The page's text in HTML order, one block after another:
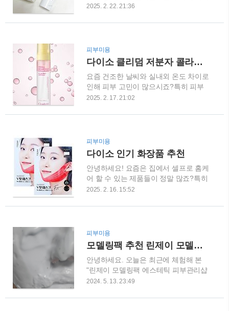
겪으면서 새로운 콜라겐이 만들어지는
어는 써마지 본사에서 엄격한 기준을 통
과한, 임상 경험 풍부한 의료진에게 부
여하는 칭호랍니다. 그래서 연예인들도
믿고 찾는 관리법이 되는 거..
기해 볼게요.기미나 주근깨, 잡티로 고
제품이라 꼭 한번 확인해 보시길 바랍니
논크림은 동아에스티에서 제조한 전문
의약품이에요.일반 화장품과는 달리 병
원에서 처방받아야 구입할 수 있으니,사
용 전 반드시 전문가와 상담해 보시는
게 좋아요. 주요 성분과 그 역할 멜라논
크림은 세 가지 핵심 성분으로 구성되어
부에 자극을 줄 수 있으니 처음 사용 전
꼭 테스트해 보세요.트레티노인피부 재
생 주기를 촉진해 각질 제거를 도와줍니
다.이로 인해 색소침착 개선에 효과적
이..
2025. 2. 22. 21:36
피부미용
다이소 클리덤 저분자 콜라겐 미스트 앰플
요즘 건조한 날씨와 실내외 온도 차이로
인해 피부 고민이 많으시죠?특히 피부
건조와 메이크업 들뜸 현상으로 고민하
있는 가성비 좋은 화장품을 추천해드리
앰플 용량: 100ml가격: 5,000원이 제
품은 종근당건강의 브랜드인 클리덤에
서 출시한 저분자 콜라겐 미스트 앰플입
니다.앰플과 오일이 8:2 비율로 구성되
어 있어 피부에 깊은 보습과 탄력을 제
공합니다. 주요 성분 및 특징하이드롤라
촉촉하게 유지하고 탄력을 부여합니
다.4종의 보습 광채 오일: 아보카도 오
일, 로즈힙 오일, 메도우폼 씨 오일, 마
카다미아 씨 오일이..
2025. 2. 17. 21:02
피부미용
다이소 인기 화장품 추천
안녕하세요! 요즘은 집에서 셀프로 홈케
어 할 수 있는 제품들이 정말 많죠?특히
다이소에는 저렴하면서도 꽤 괜찮은 뷰
고요!그래서 오늘은 다이소에서 인기 있
요.저렴하지만 효과 좋은 뷰티템들을 찾
고 계셨다면 주목해 주세요! 셀더마데
일리 V핏 마스크 (2,000원) 요즘 V라인
관리에 관심 있는 분들 많죠?셀더마데
일리 V핏 마스크는 하이드로겔과 리프
팅 마스크가 합쳐진 제품으로,집에서도
2025. 2. 16. 15:52
피부미용
모델링팩 추천 린제이 모델링팩 에스테틱 피부관리샵용
안녕하세요. 오늘은 최근에 체험해 본
"린제이 모델링팩 에스테틱 피부관리샵
용"에 대한 소감을 나누고자 합니다.이
대단히 만족했습니다! 그러면 지금부터
2024. 5. 13. 23:49